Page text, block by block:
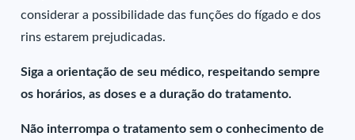
considerar a possibilidade das funções do fígado e dos
rins estarem prejudicadas.
Siga a orientação de seu médico, respeitando sempre
os horários, as doses e a duração do tratamento.
Não interrompa o tratamento sem o conhecimento de